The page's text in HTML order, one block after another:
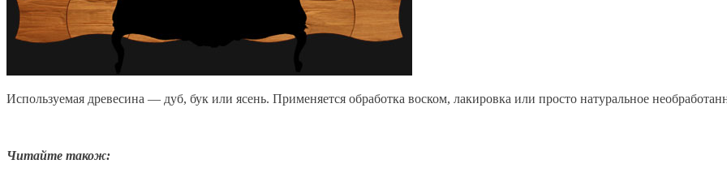
Используемая древесина — дуб, бук или ясень. Применяется обработка воском, лакировка или просто натуральное
Читайте також: